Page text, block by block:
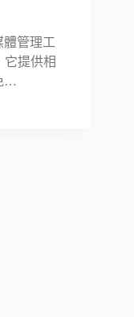
體管理工
它提供相
…